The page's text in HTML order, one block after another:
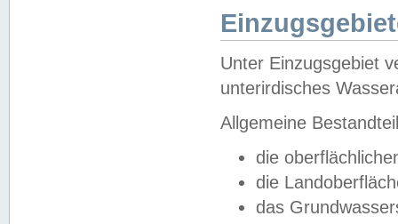
Unter Einzugsgebiet
unterirdisches
Allgemeine
die
die
das